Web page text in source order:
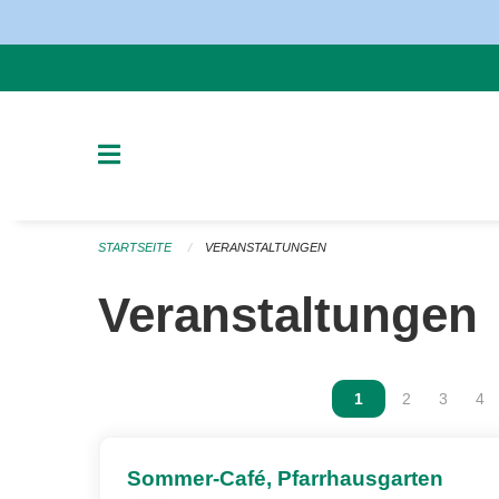
STARTSEITE VERANSTALTUNGEN
Veranstaltungen
Vous êtes sur la
1 Vous êtes
2 Vous
3 4
Sommer-Café, Pfarrhausgarten